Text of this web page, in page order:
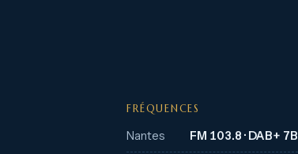
FRÉQUENCES
Nantes FM 103.8 · DAB+ 7B